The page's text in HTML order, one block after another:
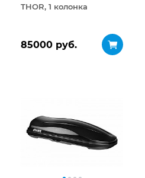
THOR, 1 колонка
85000 руб.